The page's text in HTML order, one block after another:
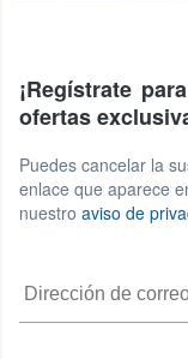
¡Regístrate
ofertas
Puedes cancelar la
enlace que aparece
nuestro aviso de